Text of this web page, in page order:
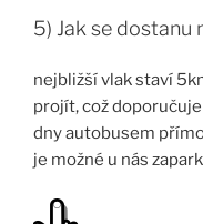
5) Jak se dostanu
nejbližší vlak staví
projít, což
dny autobusem
je možné u nás